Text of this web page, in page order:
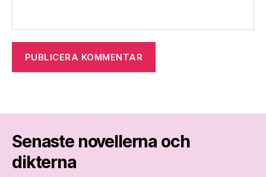
Senaste novellerna och
dikterna